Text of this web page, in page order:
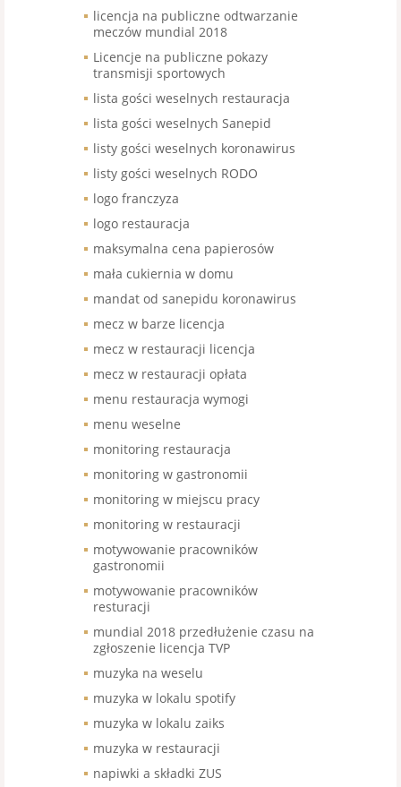
licencja na publiczne odtwarzanie
meczów mundial 2018
Licencje na publiczne pokazy
transmisji sportowych
lista gości weselnych restauracja
lista gości weselnych Sanepid
listy gości weselnych koronawirus
listy gości weselnych RODO
logo franczyza
logo restauracja
maksymalna cena papierosów
mała cukiernia w domu
mandat od sanepidu koronawirus
mecz w barze licencja
mecz w restauracji licencja
mecz w restauracji opłata
menu restauracja wymogi
menu weselne
monitoring restauracja
monitoring w gastronomii
monitoring w miejscu pracy
monitoring w restauracji
motywowanie pracowników
gastronomii
motywowanie pracowników
resturacji
mundial 2018 przedłużenie czasu na
zgłoszenie licencja TVP
muzyka na weselu
muzyka w lokalu spotify
muzyka w lokalu zaiks
muzyka w restauracji
napiwki a składki ZUS